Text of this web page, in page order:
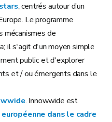
, centrés autour d’un
Le programme
de
il s'agit d'un moyen simple
public et d'explorer
et / ou émergents dans le
. Innowwide est
européenne dans le cadre